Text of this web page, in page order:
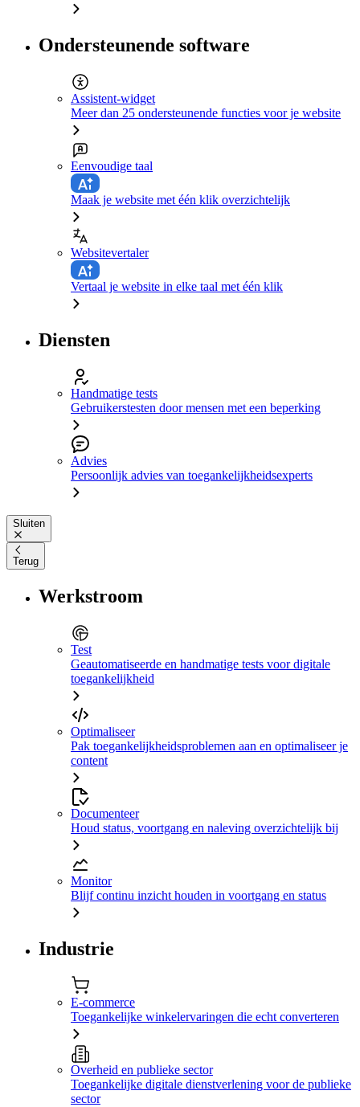
Ondersteunende software
Assistent-widget
Meer dan 25 ondersteunende functies voor je website
Eenvoudige taal
Maak je website met één klik overzichtelijk
Websitevertaler
Vertaal je website in elke taal met één klik
Diensten
Handmatige tests
Gebruikerstesten door mensen met een beperking
Advies
Persoonlijk advies van toegankelijkheidsexperts
Sluiten
Terug
Werkstroom
Test
Geautomatiseerde en handmatige tests voor digitale
toegankelijkheid
Optimaliseer
Pak toegankelijkheidsproblemen aan en optimaliseer je
content
Documenteer
Houd status, voortgang en naleving overzichtelijk bij
Monitor
Blijf continu inzicht houden in voortgang en status
Industrie
E-commerce
Toegankelijke winkelervaringen die echt converteren
Overheid en publieke sector
Toegankelijke digitale dienstverlening voor de publieke
sector